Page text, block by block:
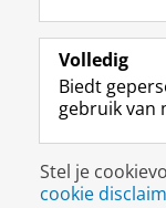
Alumni
Over ons
Disclaimer
Volledig
Biedt
gebruik van
Stel je
cookie